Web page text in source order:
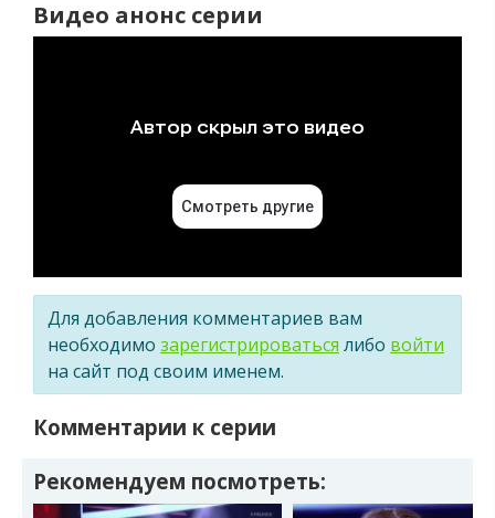
Видео анонс серии
Для добавления комментариев вам
необходимо зарегистрироваться либо войти
на сайт под своим именем.
Комментарии к серии
Рекомендуем посмотреть: